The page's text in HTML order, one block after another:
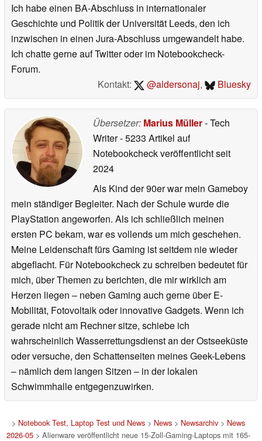
Ich habe einen BA-Abschluss in internationaler
Geschichte und Politik der Universität Leeds, den ich
inzwischen in einen Jura-Abschluss umgewandelt habe.
Ich chatte gerne auf Twitter oder im Notebookcheck-
Forum.
Kontakt:
@aldersonaj, Bluesky
Übersetzer: Marius Müller- Tech
Writer- 5233 Artikel auf
Notebookcheck veröffentlichtseit
2024
Als Kind der 90er war mein Gameboy
mein ständiger Begleiter. Nach der Schule wurde die
PlayStation angeworfen. Als ich schließlich meinen
ersten PC bekam, war es vollends um mich geschehen.
Meine Leidenschaft fürs Gaming ist seitdem nie wieder
abgeflacht. Für Notebookcheck zu schreiben bedeutet für
mich, über Themen zu berichten, die mir wirklich am
Herzen liegen – neben Gaming auch gerne über E-
Mobilität, Fotovoltaik oder innovative Gadgets. Wenn ich
gerade nicht am Rechner sitze, schiebe ich
wahrscheinlich Wasserrettungsdienst an der Ostseeküste
oder versuche, den Schattenseiten meines Geek-Lebens
– nämlich dem langen Sitzen – in der lokalen
Schwimmhalle entgegenzuwirken.
> Notebook Test, Laptop Test und News> News> Newsarchiv> News
2026-05> Alienware veröffentlicht neue 15-Zoll-Gaming-Laptops mit 165-